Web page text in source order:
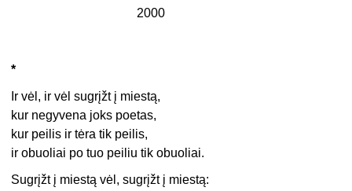
2000
*
Ir vėl, ir vėl sugrįžt į miestą,
kur negyvena joks poetas,
kur peilis ir tėra tik peilis,
ir obuoliai po tuo peiliu tik obuoliai.
Sugrįžt į miestą vėl, sugrįžt į miestą: